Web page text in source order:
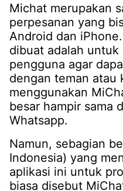
Michat merupakan
perpesanan yang
Android dan
dibuat adalah untuk
pengguna agar
dengan teman atau
menggunakan
besar hampir sama
Whatsapp.
Namun, sebagian
Indonesia) yang
aplikasi ini untuk
biasa disebut